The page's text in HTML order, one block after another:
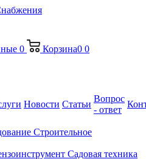
0 Корзина0 0
Новости Статьи
Вопрос
- ответ
Строительное
Садовая техника